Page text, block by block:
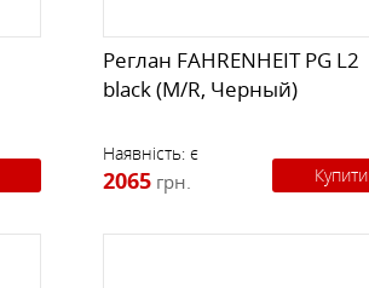
Реглан FAHRENHEIT PG L2
black (M/R, Черный)
Наявність: є
2065 грн. Купити